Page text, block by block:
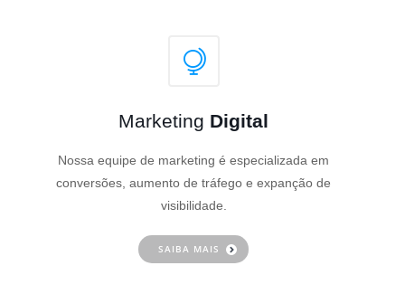
Marketing Digital
Nossa equipe de marketing é especializada em
conversões, aumento de tráfego e expanção de
visibilidade.
SAIBA MAIS